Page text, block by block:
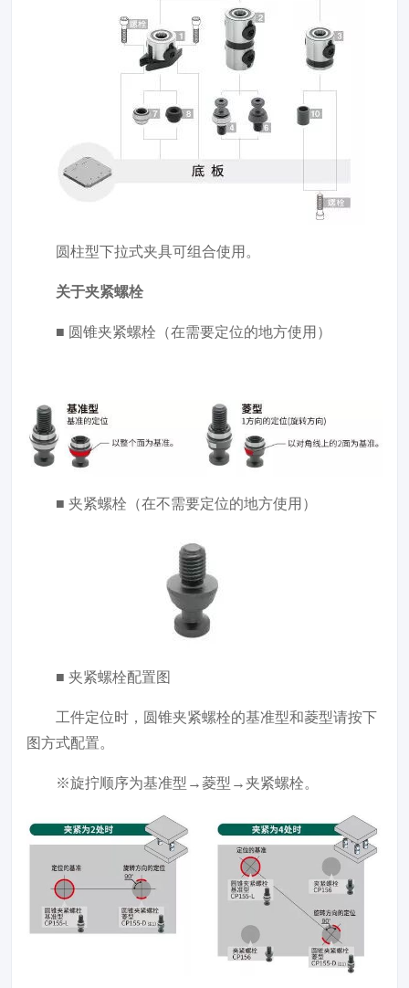
圆柱型下拉式夹具可组合使用。
关于夹紧螺栓
■ 圆锥夹紧螺栓（在需要定位的地方使用）
■ 夹紧螺栓（在不需要定位的地方使用）
■ 夹紧螺栓配置图
工件定位时，圆锥夹紧螺栓的基准型和菱型请按下
图方式配置。
※旋拧顺序为基准型→菱型→夹紧螺栓。